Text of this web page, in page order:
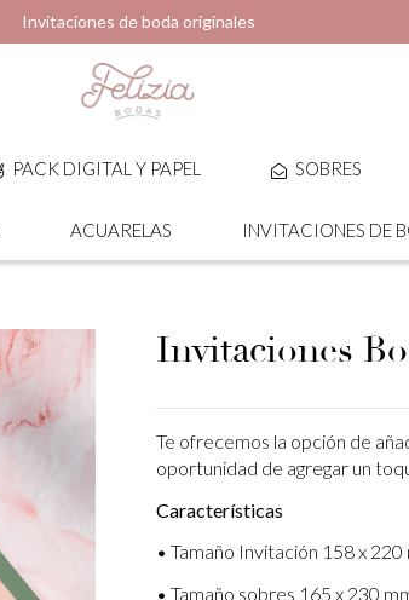
Invitaciones de boda originales
PACK DIGITAL Y PAPEL SOBRES
ACUARELAS INVITACIONES DE
Invitaciones
Te ofrecemos la opción de
oportunidad de agregar un
Características
• Tamaño Invitación 158 x 220
• Tamaño sobres 165 x 230